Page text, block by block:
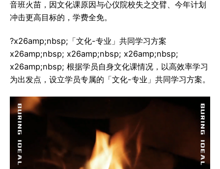
音班火苗，因文化课原因与心仪院校失之交臂、今年计划
冲击更高目标的，学费全免。
?x26amp;nbsp;「文化-专业」共同学习方案
x26amp;nbsp; x26amp;nbsp; x26amp;nbsp;
x26amp;nbsp; 根据学员自身文化课情况，以高效率学习
为出发点，设立学员专属的「文化-专业」共同学习方案。